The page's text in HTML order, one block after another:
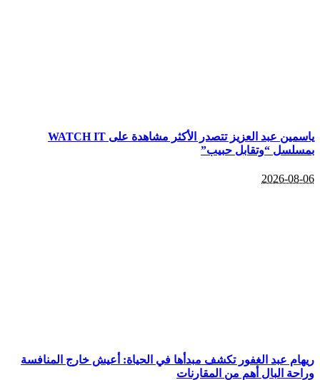
ياسمين عبد العزيز تتصدر الأكثر مشاهدة على WATCH IT
بمسلسل “وتقابل حبيب”
2026-08-06
ريهام عبد الغفور تكشف مبدأها في الحياة: أعيش خارج المنافسة
وراحة البال أهم من المقارنات